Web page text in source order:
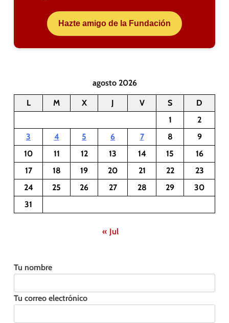
Hazte amigo de la Fundación
agosto 2026
L M X J V S
D
1
2
3
4 5 6 7 8
9
10
11 12 13 14 15
16
17
18 19 20 21 22
23
24
25 26 27 28 29
30
31
« Jul
Tu nombre
Tu correo electrónico